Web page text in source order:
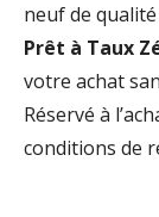
neuf de qualité
Prêt à Taux
votre achat
Réservé à
conditions de